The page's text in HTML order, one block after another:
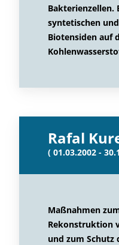
Bakterienzellen.
syntetischen
Biotensiden auf
Rafal
( 01.03.2002 -
Maßnahmen
Rekonstruktion
und zum Schutz